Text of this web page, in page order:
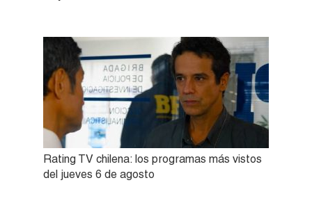
Rating TV chilena: los programas más vistos
del jueves 6 de agosto